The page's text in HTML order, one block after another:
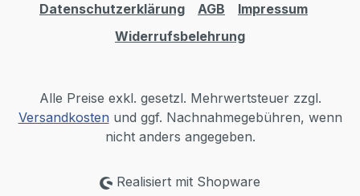
Datenschutzerklärung AGB
Impressum
Widerrufsbelehrung
Alle Preise exkl. gesetzl. Mehrwertsteuer zzgl.
Versandkosten und ggf. Nachnahmegebühren, wenn
nicht anders angegeben.
Realisiert mit Shopware